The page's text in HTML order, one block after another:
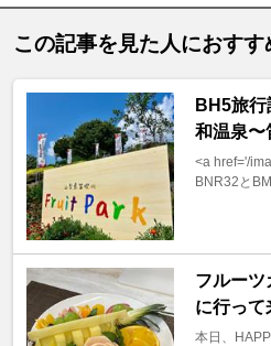
この記事を見た人におすす
BH5旅
和温泉〜
<a href='/
BNR32と
フルーツ
に行って
本日、